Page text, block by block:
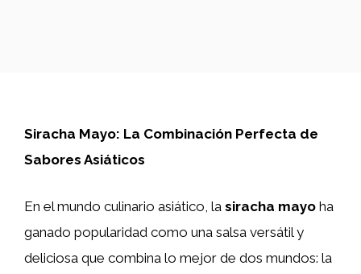
Siracha Mayo: La Combinación Perfecta de
Sabores Asiáticos
En el mundo culinario asiático, la siracha mayo ha
ganado popularidad como una salsa versátil y
deliciosa que combina lo mejor de dos mundos: la